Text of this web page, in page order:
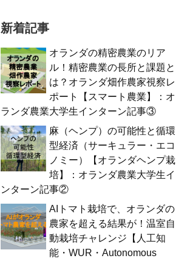
新着記事
オランダの精密農業のリア
ル！精密農業の長所と課題と
は？オランダ畑作農家視察レ
ポート【スマート農業】：オ
ランダ農業大学生インターン記事③
麻（ヘンプ）の可能性と循環
型経済（サーキュラー・エコ
ノミー）【オランダヘンプ栽
培】：オランダ農業大学生イ
ンターン記事②
AIトマト栽培で、オランダの
農家を超える結果が！温室自
動栽培チャレンジ【人工知
能・WUR・Autonomous